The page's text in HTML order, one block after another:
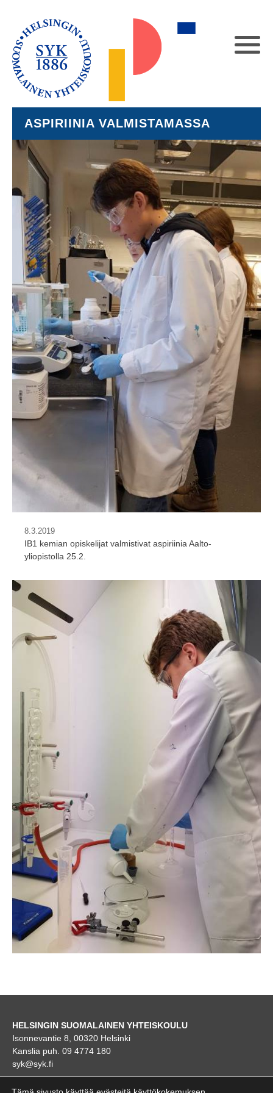
ASPIRIINIA VALMISTAMASSA
8.3.2019
IB1 kemian opiskelijat valmistivat aspiriinia Aalto-
yliopistolla 25.2.
HELSINGIN SUOMALAINEN YHTEISKOULU
Isonnevantie 8, 00320 Helsinki
Kanslia puh. 09 4774 180
syk@syk.fi